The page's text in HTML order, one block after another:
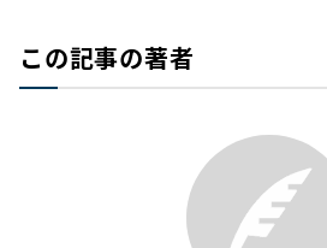
この記事の著者